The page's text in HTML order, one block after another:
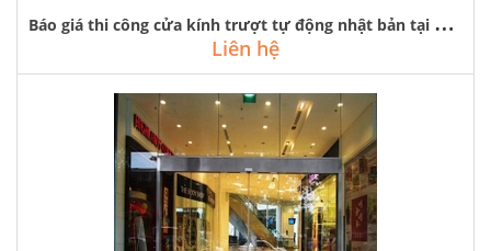
B
áo giá thi công cửa kính trượt tự động nhật bản tại hà nội
Liên hệ